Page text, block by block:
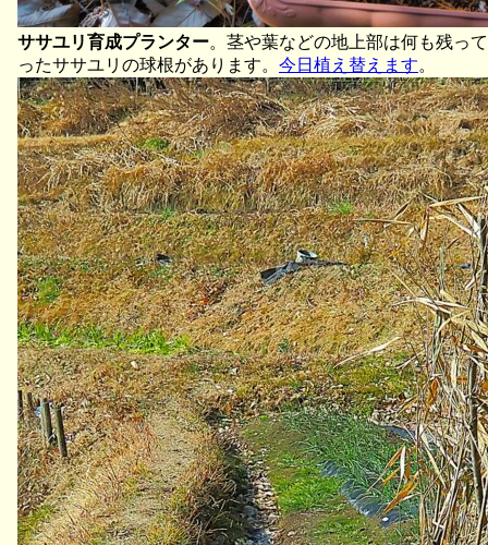
ササユリ育成プランター。茎や葉などの地上部は何も残っ
ったササユリの球根があります。 今日植え替えます。